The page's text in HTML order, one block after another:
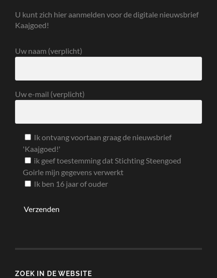
U kunt zich hier aanmelden voor de digitale nieuwsbrief
Kaajgoed!
Uw naam (verplicht)
Uw e-mail (verplicht)
Ik ontvang voortaan graag de nieuwsbrief
'Kaajgoed!'
ik geef toestemming dat Stichting Steengoed
Goirle mijn gegevens verwerkt
Ik ben 16 jaar of ouder
ZOEK IN DE WEBSITE